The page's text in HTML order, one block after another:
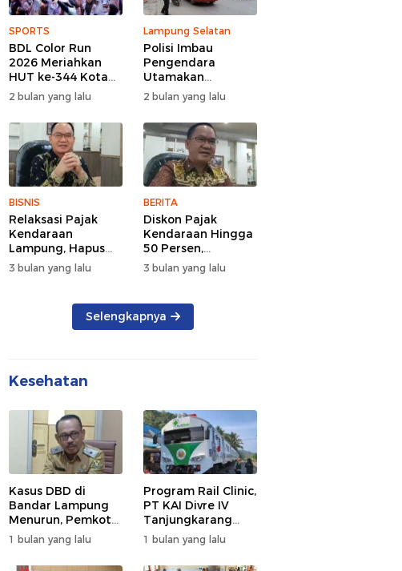
SPORTS
BDL Color Run
2026 Meriahkan
HUT ke-344 Kota
Bandar Lampung,
Wujud Semangat
Sehat dan
Kebersamaan
2 bulan yang lalu
Lampung Selatan
Polisi Imbau
Pengendara
Utamakan
Keselamatan di
Tengah Kepadatan
Lalu Lintas Pagi
Hari
2 bulan yang lalu
BISNIS
Relaksasi Pajak
Kendaraan
Lampung, Hapus
Denda dan Beri
Diskon BBN
3 bulan yang lalu
BERITA
Diskon Pajak
Kendaraan Hingga
50 Persen,
Lampung Genjot
Mutasi Kendaraan
3 bulan yang lalu
Selengkapnya
Kesehatan
Kasus DBD di
Bandar Lampung
Menurun, Pemkot
Genjot PSN
Wujudkan Nol
Kematian
1 bulan yang lalu
Program Rail Clinic,
PT KAI Divre IV
Tanjungkarang
Beri Layanan
Kesehatan Gratis
250 Warga
1 bulan yang lalu